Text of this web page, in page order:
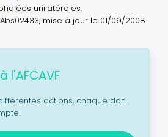
unilatérales.
mise à jour le 01/09/2008
l'AFCAVF
actions, chaque don